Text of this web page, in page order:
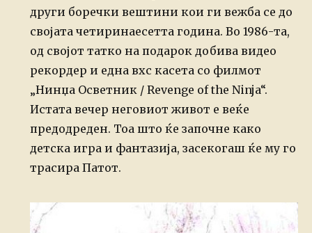
други боречки вештини кои ги вежба се до
својата четиринаесетта година. Во 1986-та,
од својот татко на подарок добива видео
рекордер и една вхс касета со филмот
„Нинџа Осветник / Revenge of the Ninja“.
Истата вечер неговиот живот е веќе
предодреден. Тоа што ќе започне како
детска игра и фантазија, засекогаш ќе му го
трасира Патот.